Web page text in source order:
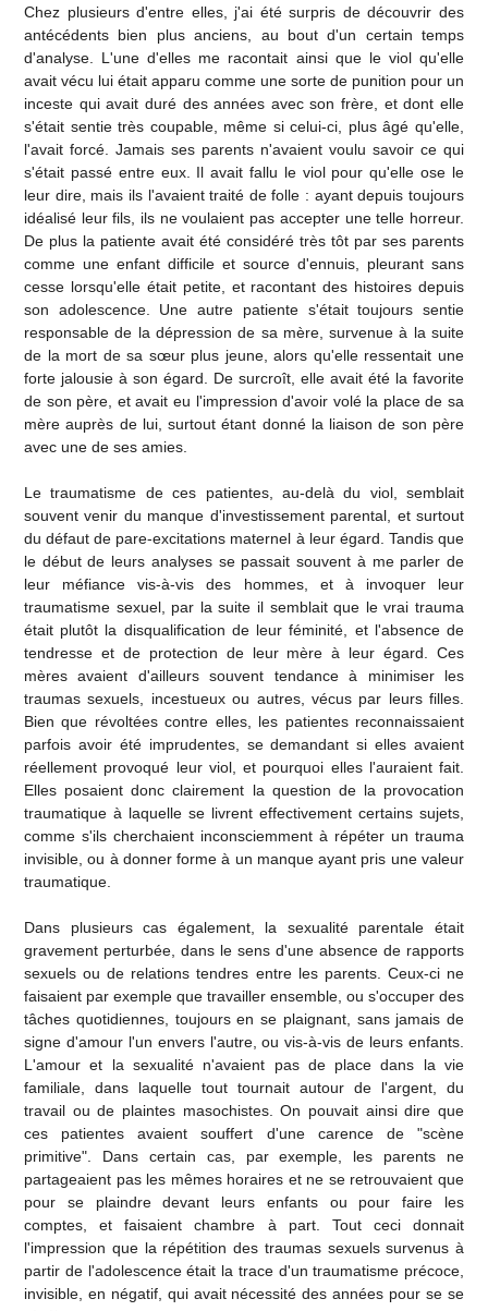
Chez plusieurs d'entre elles, j'ai été surpris de découvrir des
antécédents bien plus anciens, au bout d'un certain temps
d'analyse. L'une d'elles me racontait ainsi que le viol qu'elle
avait vécu lui était apparu comme une sorte de punition pour un
inceste qui avait duré des années avec son frère, et dont elle
s'était sentie très coupable, même si celui-ci, plus âgé qu'elle,
l'avait forcé. Jamais ses parents n'avaient voulu savoir ce qui
s'était passé entre eux. Il avait fallu le viol pour qu'elle ose le
leur dire, mais ils l'avaient traité de folle : ayant depuis toujours
idéalisé leur fils, ils ne voulaient pas accepter une telle horreur.
De plus la patiente avait été considéré très tôt par ses parents
comme une enfant difficile et source d'ennuis, pleurant sans
cesse lorsqu'elle était petite, et racontant des histoires depuis
son adolescence. Une autre patiente s'était toujours sentie
responsable de la dépression de sa mère, survenue à la suite
de la mort de sa sœur plus jeune, alors qu'elle ressentait une
forte jalousie à son égard. De surcroît, elle avait été la favorite
de son père, et avait eu l'impression d'avoir volé la place de sa
mère auprès de lui, surtout étant donné la liaison de son père
avec une de ses amies.
Le traumatisme de ces patientes, au-delà du viol, semblait
souvent venir du manque d'investissement parental, et surtout
du défaut de pare-excitations maternel à leur égard. Tandis que
le début de leurs analyses se passait souvent à me parler de
leur méfiance vis-à-vis des hommes, et à invoquer leur
traumatisme sexuel, par la suite il semblait que le vrai trauma
était plutôt la disqualification de leur féminité, et l'absence de
tendresse et de protection de leur mère à leur égard. Ces
mères avaient d'ailleurs souvent tendance à minimiser les
traumas sexuels, incestueux ou autres, vécus par leurs filles.
Bien que révoltées contre elles, les patientes reconnaissaient
parfois avoir été imprudentes, se demandant si elles avaient
réellement provoqué leur viol, et pourquoi elles l'auraient fait.
Elles posaient donc clairement la question de la provocation
traumatique à laquelle se livrent effectivement certains sujets,
comme s'ils cherchaient inconsciemment à répéter un trauma
invisible, ou à donner forme à un manque ayant pris une valeur
traumatique.
Dans plusieurs cas également, la sexualité parentale était
gravement perturbée, dans le sens d'une absence de rapports
sexuels ou de relations tendres entre les parents. Ceux-ci ne
faisaient par exemple que travailler ensemble, ou s'occuper des
tâches quotidiennes, toujours en se plaignant, sans jamais de
signe d'amour l'un envers l'autre, ou vis-à-vis de leurs enfants.
L'amour et la sexualité n'avaient pas de place dans la vie
familiale, dans laquelle tout tournait autour de l'argent, du
travail ou de plaintes masochistes. On pouvait ainsi dire que
ces patientes avaient souffert d'une carence de "scène
primitive". Dans certain cas, par exemple, les parents ne
partageaient pas les mêmes horaires et ne se retrouvaient que
pour se plaindre devant leurs enfants ou pour faire les
comptes, et faisaient chambre à part. Tout ceci donnait
l'impression que la répétition des traumas sexuels survenus à
partir de l'adolescence était la trace d'un traumatisme précoce,
invisible, en négatif, qui avait nécessité des années pour se se